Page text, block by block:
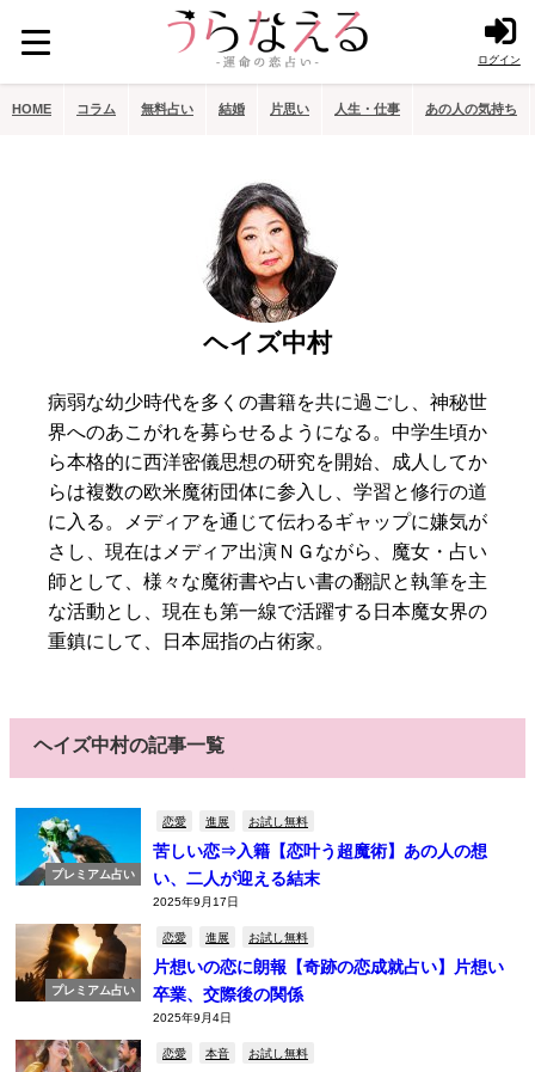
ログイン
HOME コラム 無料占い 結婚 片思い 人生・仕事 あの人の気持ち
ヘイズ中村
病弱な幼少時代を多くの書籍を共に過ごし、神秘世
界へのあこがれを募らせるようになる。中学生頃か
ら本格的に西洋密儀思想の研究を開始、成人してか
らは複数の欧米魔術団体に参入し、学習と修行の道
に入る。メディアを通じて伝わるギャップに嫌気が
さし、現在はメディア出演ＮＧながら、魔女・占い
師として、様々な魔術書や占い書の翻訳と執筆を主
な活動とし、現在も第一線で活躍する日本魔女界の
重鎮にして、日本屈指の占術家。
ヘイズ中村の記事一覧
プレミアム占い
恋愛 進展 お試し無料
苦しい恋⇒入籍【恋叶う超魔術】あの人の想
い、二人が迎える結末
2025年9月17日
プレミアム占い
恋愛 進展 お試し無料
片想いの恋に朗報【奇跡の恋成就占い】片想い
卒業、交際後の関係
2025年9月4日
恋愛 本音 お試し無料